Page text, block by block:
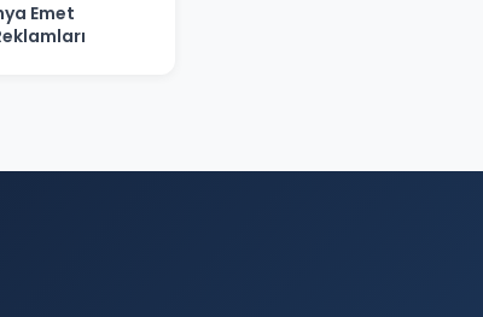
Emet